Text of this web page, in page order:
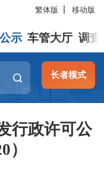
繁体版 移动版
示 车管大厅 调查
长者模式
行政许可公
）